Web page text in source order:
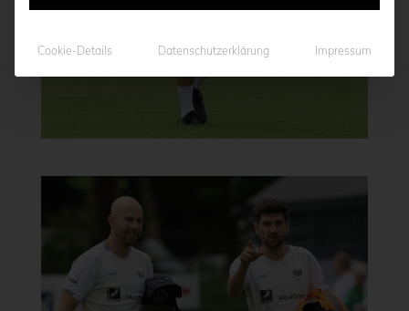
Cookie-Details Datenschutzerklärung Impressum